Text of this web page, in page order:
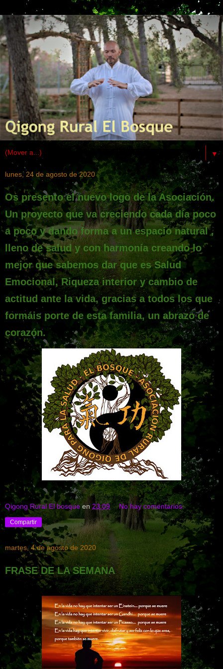
▼
lunes, 24 de agosto de 2020
Os presento el nuevo logo de la Asociación.
Un proyecto que va creciendo cada día poco
a poco y dando forma a un espacio natural ,
lleno de salud y con harmonía creando lo
mejor que sabemos dar que es Salud
Emocional, Riqueza interior y cambio de
actitud ante la vida, gracias a todos los que
formáis porte de esta familia, un abrazo de
corazón.
Qigong Rural El bosque en 23:09 No hay comentarios:
Compartir
martes, 4 de agosto de 2020
FRASE DE LA SEMANA